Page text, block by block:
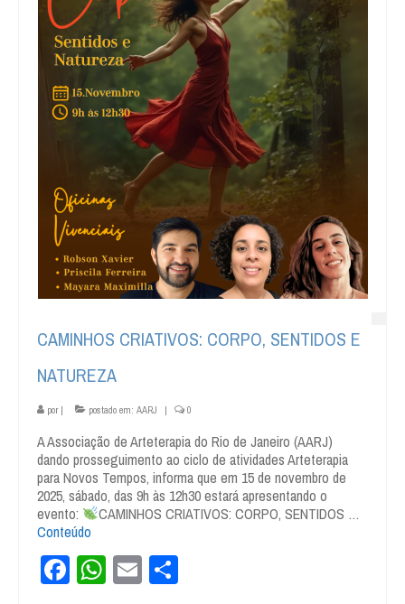
CAMINHOS CRIATIVOS: CORPO, SENTIDOS E
NATUREZA
por | postado em: AARJ | 0
A Associação de Arteterapia do Rio de Janeiro (AARJ)
dando prosseguimento ao ciclo de atividades Arteterapia
para Novos Tempos, informa que em 15 de novembro de
2025, sábado, das 9h às 12h30 estará apresentando o
evento:
CAMINHOS CRIATIVOS: CORPO, SENTIDOS …
Conteúdo
Facebook
WhatsApp
Email